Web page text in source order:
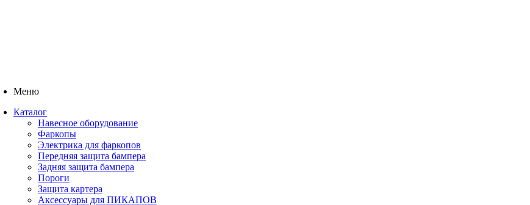
Меню
Каталог
Навесное оборудование
Фаркопы
Электрика для фаркопов
Передняя защита бампера
Задняя защита бампера
Пороги
Защита картера
Аксессуары для ПИКАПОВ